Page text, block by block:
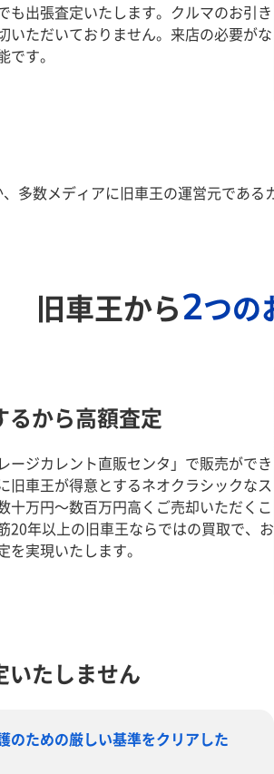
も出張査定いたします。クルマのお引き
いただいておりません。来店の必要がな
す。
多数メディアに旧車王の運営元である
旧車王から2つの
るから高額査定
ージカレント直販センタ」で販売ができ
旧車王が得意とするネオクラシックなス
十万円～数百万円高くご売却いただくこ
20年以上の旧車王ならではの買取で、お
実現いたします。
いたしません
のための厳しい基準をクリアした